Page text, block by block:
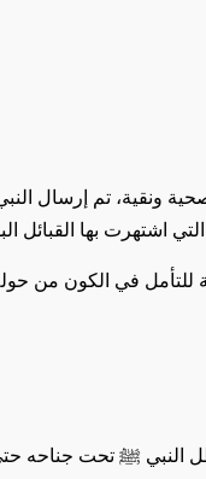
تم إرسال
اشتهرت بها القبائل
في الكون من
ﷺ تحت جناحه حتى